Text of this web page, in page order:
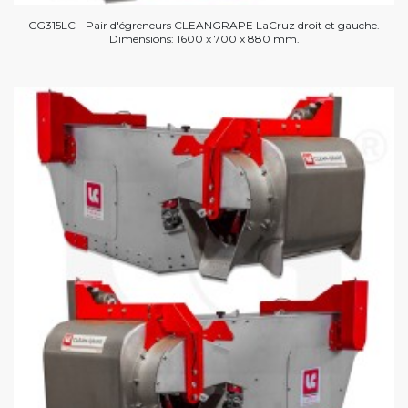
CG315LC - Pair d'égreneurs CLEANGRAPE LaCruz droit et gauche.
Dimensions: 1600 x 700 x 880 mm.